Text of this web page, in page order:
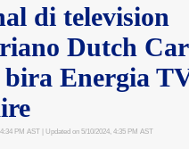
di television
Dutch
Energia
PM AST | Updated on 5/10/2024, 4:35 PM AST